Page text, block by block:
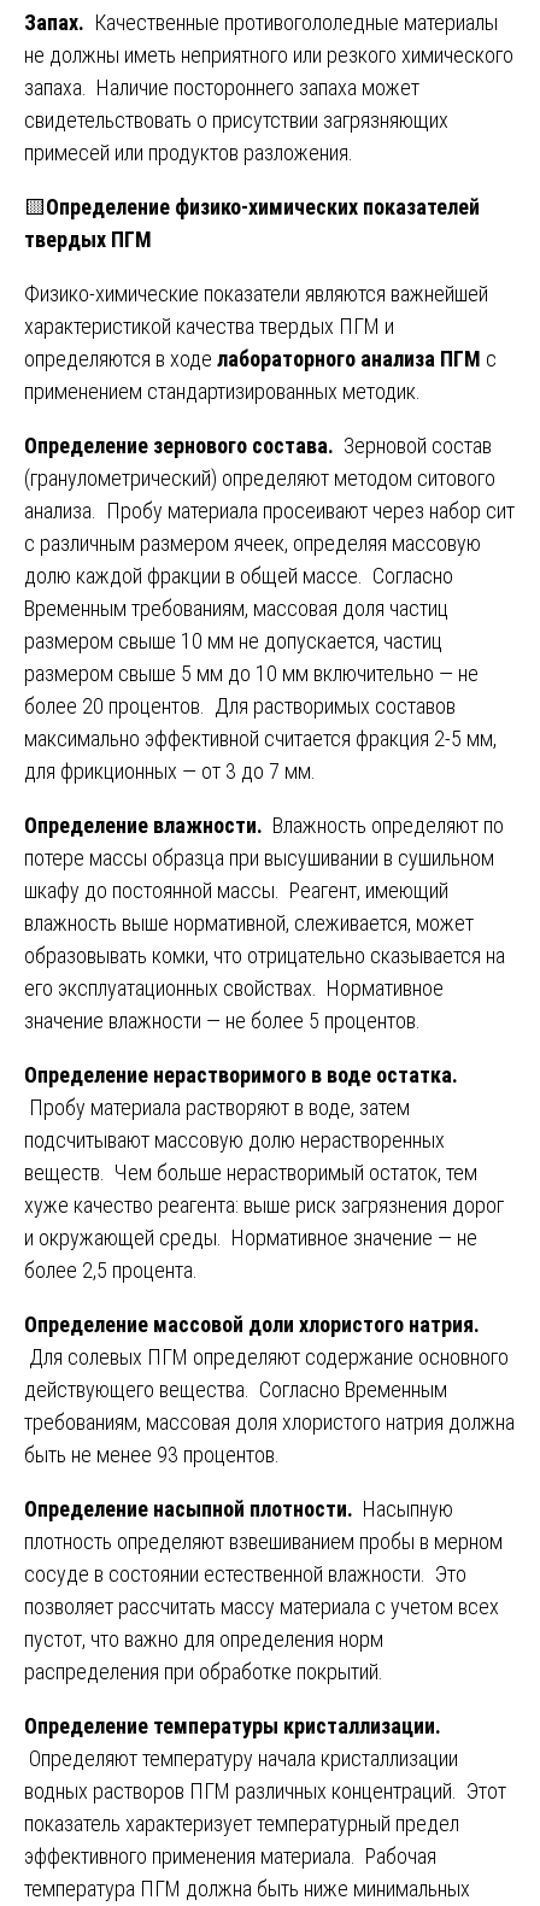
Запах. Качественные противогололедные материалы
не должны иметь неприятного или резкого химического
запаха. Наличие постороннего запаха может
свидетельствовать о присутствии загрязняющих
примесей или продуктов разложения.
🟨Определение физико-химических показателей
твердых ПГМ
Физико-химические показатели являются важнейшей
характеристикой качества твердых ПГМ и
определяются в ходе лабораторного анализа ПГМ с
применением стандартизированных методик.
Определение зернового состава. Зерновой состав
(гранулометрический) определяют методом ситового
анализа. Пробу материала просеивают через набор сит
с различным размером ячеек, определяя массовую
долю каждой фракции в общей массе. Согласно
Временным требованиям, массовая доля частиц
размером свыше 10 мм не допускается, частиц
размером свыше 5 мм до 10 мм включительно — не
более 20 процентов. Для растворимых составов
максимально эффективной считается фракция 2-5 мм,
для фрикционных — от 3 до 7 мм.
Определение влажности. Влажность определяют по
потере массы образца при высушивании в сушильном
шкафу до постоянной массы. Реагент, имеющий
влажность выше нормативной, слеживается, может
образовывать комки, что отрицательно сказывается на
его эксплуатационных свойствах. Нормативное
значение влажности — не более 5 процентов.
Определение нерастворимого в воде остатка.
Пробу материала растворяют в воде, затем
подсчитывают массовую долю нерастворенных
веществ. Чем больше нерастворимый остаток, тем
хуже качество реагента: выше риск загрязнения дорог
и окружающей среды. Нормативное значение — не
более 2,5 процента.
Определение массовой доли хлористого натрия.
Для солевых ПГМ определяют содержание основного
действующего вещества. Согласно Временным
требованиям, массовая доля хлористого натрия должна
быть не менее 93 процентов.
Определение насыпной плотности. Насыпную
плотность определяют взвешиванием пробы в мерном
сосуде в состоянии естественной влажности. Это
позволяет рассчитать массу материала с учетом всех
пустот, что важно для определения норм
распределения при обработке покрытий.
Определение температуры кристаллизации.
Определяют температуру начала кристаллизации
водных растворов ПГМ различных концентраций. Этот
показатель характеризует температурный предел
эффективного применения материала. Рабочая
температура ПГМ должна быть ниже минимальных